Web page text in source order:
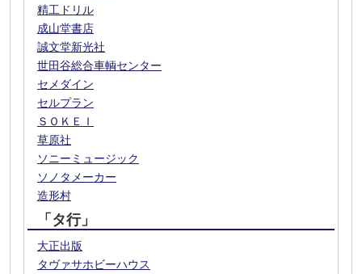
精工ドリル
成山堂書店
誠文堂新光社
世田谷総合車輌センター
セメダイン
セルプラン
ＳＯＫＥＩ
草原社
ソニーミュージック
ソノタメーカー
造形村
「タ行」
大正出版
タヴァサホビーハウス